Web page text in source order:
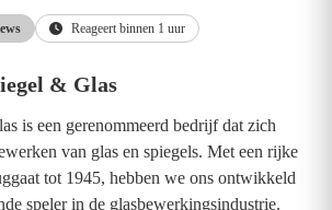
Reageert binnen 1 uur
& Glas
is een gerenommeerd bedrijf dat zich
van glas en spiegels. Met een rijke
tot 1945, hebben we ons ontwikkeld
speler in de glasbewerkingsindustrie.